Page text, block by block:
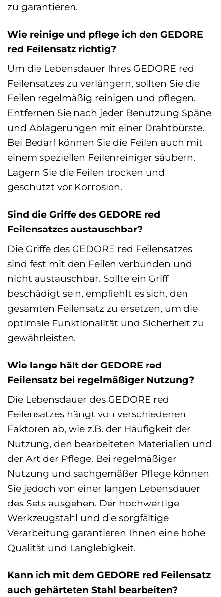
zu garantieren.
Wie reinige und pflege ich den GEDORE
red Feilensatz richtig?
Um die Lebensdauer Ihres GEDORE red
Feilensatzes zu verlängern, sollten Sie die
Feilen regelmäßig reinigen und pflegen.
Entfernen Sie nach jeder Benutzung Späne
und Ablagerungen mit einer Drahtbürste.
Bei Bedarf können Sie die Feilen auch mit
einem speziellen Feilenreiniger säubern.
Lagern Sie die Feilen trocken und
geschützt vor Korrosion.
Sind die Griffe des GEDORE red
Feilensatzes austauschbar?
Die Griffe des GEDORE red Feilensatzes
sind fest mit den Feilen verbunden und
nicht austauschbar. Sollte ein Griff
beschädigt sein, empfiehlt es sich, den
gesamten Feilensatz zu ersetzen, um die
optimale Funktionalität und Sicherheit zu
gewährleisten.
Wie lange hält der GEDORE red
Feilensatz bei regelmäßiger Nutzung?
Die Lebensdauer des GEDORE red
Feilensatzes hängt von verschiedenen
Faktoren ab, wie z.B. der Häufigkeit der
Nutzung, den bearbeiteten Materialien und
der Art der Pflege. Bei regelmäßiger
Nutzung und sachgemäßer Pflege können
Sie jedoch von einer langen Lebensdauer
des Sets ausgehen. Der hochwertige
Werkzeugstahl und die sorgfältige
Verarbeitung garantieren Ihnen eine hohe
Qualität und Langlebigkeit.
Kann ich mit dem GEDORE red Feilensatz
auch gehärteten Stahl bearbeiten?